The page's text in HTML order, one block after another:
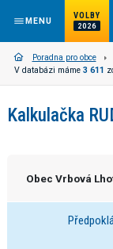
MENU
VOLBY
2026
Poradna pro obce
V databázi máme 3 611
Kalkulačka
Obec Vrbová